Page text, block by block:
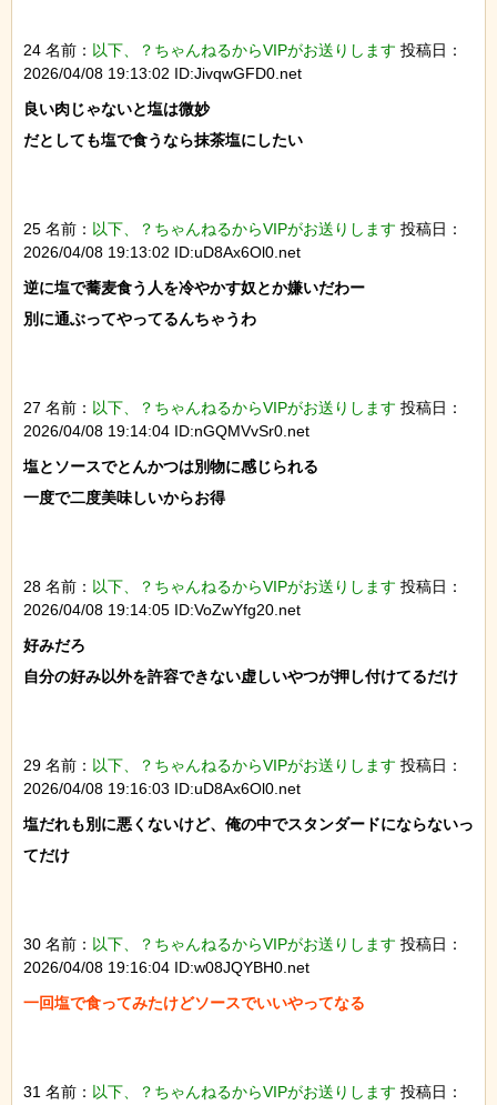
24 名前： 以下、？ちゃんねるからVIPがお送りします 投稿日：
2026/04/08 19:13:02 ID:JivqwGFD0.net
良い肉じゃないと塩は微妙
だとしても塩で食うなら抹茶塩にしたい
25 名前： 以下、？ちゃんねるからVIPがお送りします 投稿日：
2026/04/08 19:13:02 ID:uD8Ax6Ol0.net
逆に塩で蕎麦食う人を冷やかす奴とか嫌いだわー
別に通ぶってやってるんちゃうわ
27 名前： 以下、？ちゃんねるからVIPがお送りします 投稿日：
2026/04/08 19:14:04 ID:nGQMVvSr0.net
塩とソースでとんかつは別物に感じられる
一度で二度美味しいからお得
28 名前： 以下、？ちゃんねるからVIPがお送りします 投稿日：
2026/04/08 19:14:05 ID:VoZwYfg20.net
好みだろ
自分の好み以外を許容できない虚しいやつが押し付けてるだけ
29 名前： 以下、？ちゃんねるからVIPがお送りします 投稿日：
2026/04/08 19:16:03 ID:uD8Ax6Ol0.net
塩だれも別に悪くないけど、俺の中でスタンダードにならないっ
てだけ
30 名前： 以下、？ちゃんねるからVIPがお送りします 投稿日：
2026/04/08 19:16:04 ID:w08JQYBH0.net
一回塩で食ってみたけどソースでいいやってなる
31 名前： 以下、？ちゃんねるからVIPがお送りします 投稿日：